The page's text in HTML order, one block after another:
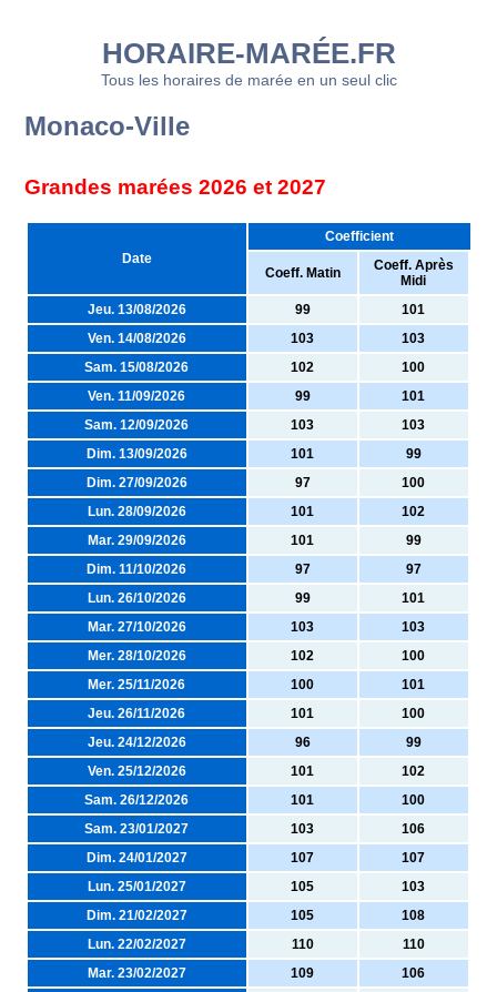
HORAIRE-MARÉE.FR
Tous les horaires de marée en un seul clic
Monaco-Ville
Grandes marées 2026 et 2027
Date
Coefficient
Coeff. Matin
Coeff. Après
Midi
Jeu. 13/08/2026
99
101
Ven. 14/08/2026
103
103
Sam. 15/08/2026
102
100
Ven. 11/09/2026
99
101
Sam. 12/09/2026
103
103
Dim. 13/09/2026
101
99
Dim. 27/09/2026
97
100
Lun. 28/09/2026
101
102
Mar. 29/09/2026
101
99
Dim. 11/10/2026
97
97
Lun. 26/10/2026
99
101
Mar. 27/10/2026
103
103
Mer. 28/10/2026
102
100
Mer. 25/11/2026
100
101
Jeu. 26/11/2026
101
100
Jeu. 24/12/2026
96
99
Ven. 25/12/2026
101
102
Sam. 26/12/2026
101
100
Sam. 23/01/2027
103
106
Dim. 24/01/2027
107
107
Lun. 25/01/2027
105
103
Dim. 21/02/2027
105
108
Lun. 22/02/2027
110
110
Mar. 23/02/2027
109
106